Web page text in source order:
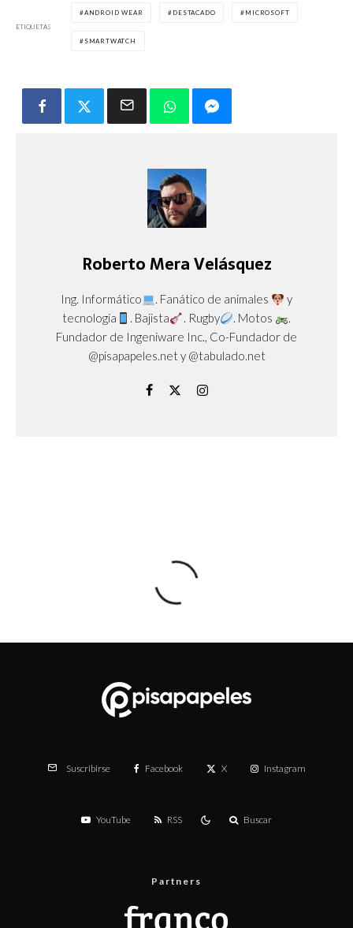
ETIQUETAS
ANDROID WEAR DESTACADO MICROSOFT
SMARTWATCH
Roberto Mera Velásquez
Ing. Informático . Fanático de animales
y
tecnología
. Bajista . Rugby . Motos
.
Fundador de Ingeniware Inc., Co-Fundador de
@pisapapeles.net y @tabulado.net
Suscribirse Facebook X Instagram
YouTube RSS Buscar
Partners